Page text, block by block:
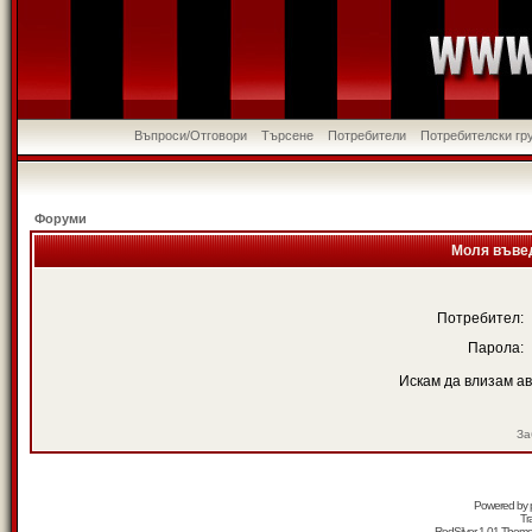
Въпроси/Отговори Търсене Потребители Потребителски
Форуми
Моля
Потребител:
Парола:
Искам да влизам
Powered by